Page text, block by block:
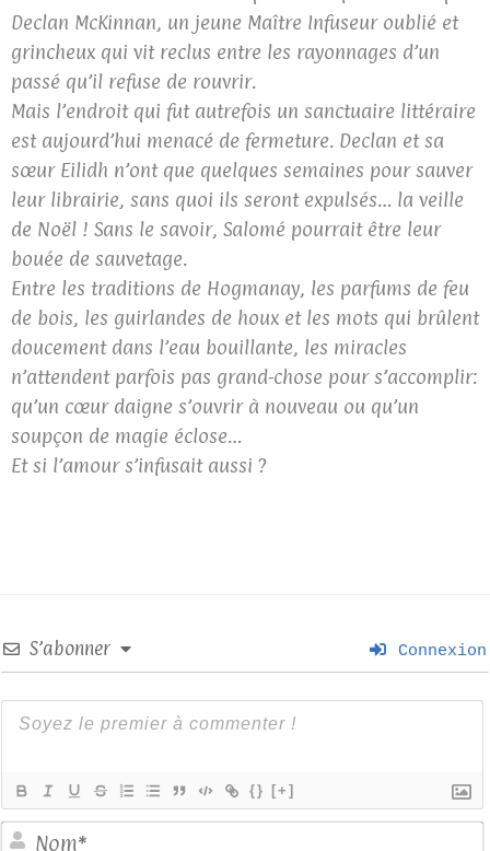
Declan McKinnan, un jeune Maître Infuseur oublié et
grincheux qui vit reclus entre les rayonnages d’un
passé qu’il refuse de rouvrir.
Mais l’endroit qui fut autrefois un sanctuaire littéraire
est aujourd’hui menacé de fermeture. Declan et sa
sœur Eilidh n’ont que quelques semaines pour sauver
leur librairie, sans quoi ils seront expulsés… la veille
de Noël ! Sans le savoir, Salomé pourrait être leur
bouée de sauvetage.
Entre les traditions de Hogmanay, les parfums de feu
de bois, les guirlandes de houx et les mots qui brûlent
doucement dans l’eau bouillante, les miracles
n’attendent parfois pas grand-chose pour s’accomplir:
qu’un cœur daigne s’ouvrir à nouveau ou qu’un
soupçon de magie éclose…
Et si l’amour s’infusait aussi ?
S’abonner Connexion
{} [+]